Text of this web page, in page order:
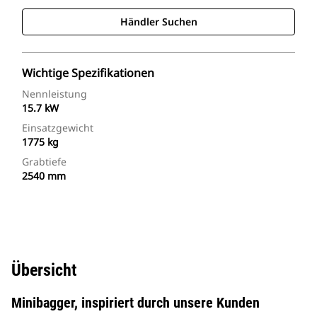
Händler Suchen
Wichtige Spezifikationen
Nennleistung
15.7 kW
Einsatzgewicht
1775 kg
Grabtiefe
2540 mm
Übersicht
Minibagger, inspiriert durch unsere Kunden